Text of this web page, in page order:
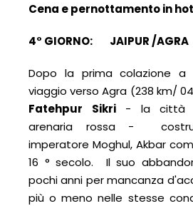
Cena e pernottamento in
4° GIORNO: JAIPUR /AGRA
Dopo la prima colazione
viaggio verso Agra (238 km/
Fatehpur Sikri - la città
arenaria rossa -
imperatore Moghul, Akbar
16 ° secolo. Il suo
pochi anni per mancanza
più o meno nelle stesse